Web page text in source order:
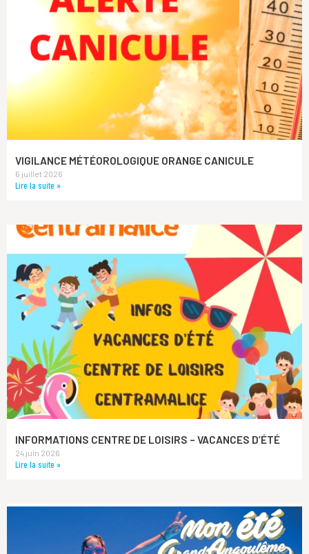
VIGILANCE MÉTÉOROLOGIQUE ORANGE CANICULE
6 juillet 2026
Lire la suite »
INFORMATIONS CENTRE DE LOISIRS – VACANCES D’ÉTÉ
24 juin 2026
Lire la suite »